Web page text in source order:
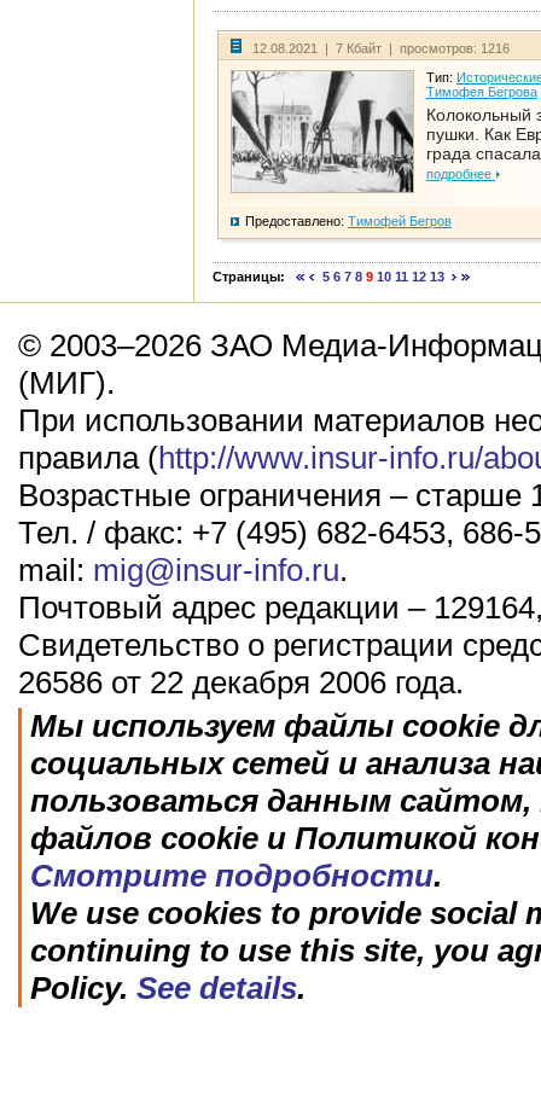
12.08.2021 | 7 Кбайт | просмотров: 1216
Тип:
Тимофея Бегрова
Колокольный
пушки. Как
града
подробнее
Предоставлено: Тимофей Бегров
Страницы: 5 6 7 8 9 10 11 12 13
© 2003–2026 ЗАО Медиа-
(МИГ).
При использовании материалов
правила (http://www.insur-info.ru/
Возрастные ограничения – старше
Тел. / факс: +7 (495) 682-6453, 686-
mail: mig@insur-info.ru.
Почтовый адрес редакции –
Свидетельство о регистрации
26586 от 22 декабря 2006 года.
Мы используем файлы cookie
социальных сетей и анализа
пользоваться данным
файлов cookie и Политикой
Смотрите подробности.
We use cookies to provide social
continuing to use this site, you
Policy. See details.